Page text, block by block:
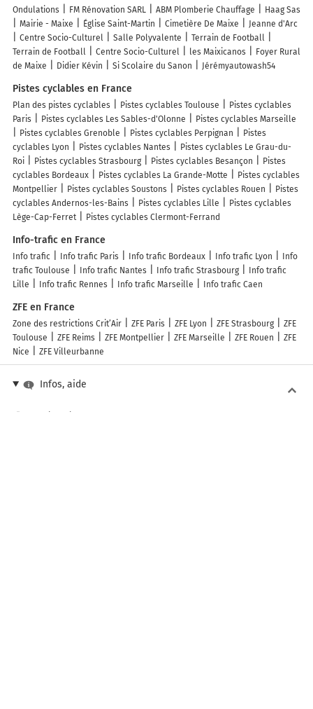
Ondulations FM Rénovation SARL ABM Plomberie Chauffage
Haag Sas
Mairie - Maixe
Église Saint-Martin Cimetière De Maixe
Jeanne d'Arc
Centre Socio-Culturel
Salle Polyvalente
Terrain de Football
Terrain de Football
Centre Socio-Culturel les Maixicanos
Foyer Rural
de Maixe
Didier Kévin Si Scolaire du Sanon Jérémyautowash54
Pistes cyclables en France
Plan des pistes cyclables Pistes cyclables Toulouse
Pistes cyclables
Paris
Pistes cyclables Les Sables-d'Olonne
Pistes cyclables Marseille
Pistes cyclables Grenoble
Pistes cyclables Perpignan
Pistes
cyclables Lyon
Pistes cyclables Nantes
Pistes cyclables Le Grau-du-
Roi
Pistes cyclables Strasbourg Pistes cyclables Besançon
Pistes
cyclables Bordeaux
Pistes cyclables La Grande-Motte
Pistes cyclables
Montpellier
Pistes cyclables Soustons Pistes cyclables Rouen
Pistes
cyclables Andernos-les-Bains
Pistes cyclables Lille
Pistes cyclables
Lège-Cap-Ferret
Pistes cyclables Clermont-Ferrand
Info-trafic en France
Info trafic Info trafic Paris Info trafic Bordeaux Info trafic Lyon
Info
trafic Toulouse
Info trafic Nantes Info trafic Strasbourg
Info trafic
Lille
Info trafic Rennes Info trafic Marseille Info trafic Caen
ZFE en France
Zone des restrictions Crit’Air ZFE Paris ZFE Lyon ZFE Strasbourg
ZFE
Toulouse
ZFE Reims ZFE Montpellier ZFE Marseille ZFE Rouen
ZFE
Nice
ZFE Villeurbanne
Infos, aide